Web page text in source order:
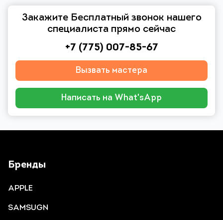
Закажите Бесплатный звонок нашего
специалиста прямо сейчас
+7 (775) 007-85-67
Вызвать мастера
Написать на What'sApp
Бренды
APPLE
SAMSUGN